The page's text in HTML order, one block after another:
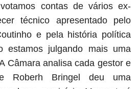
contas de vários ex-
técnico apresentado pelo
e pela história política
estamos julgando mais uma
Câmara analisa cada gestor e
Roberh Bringel deu uma